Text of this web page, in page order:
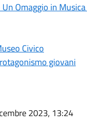
Omaggio in
Civico
giovani
2023, 13:24